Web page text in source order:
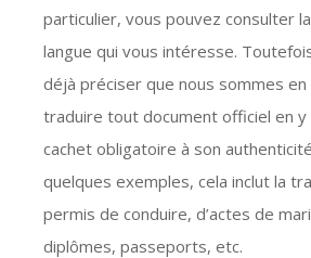
particulier, vous pouvez consulter
langue qui vous intéresse.
déjà préciser que nous sommes
traduire tout document officiel en y
cachet obligatoire à son
quelques exemples, cela inclut la
permis de conduire, d’actes de
diplômes, passeports, etc.